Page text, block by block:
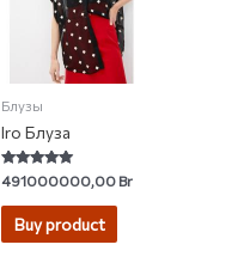
Блузы
Iro Блуза
Rated
4.75
out of 5
491000000,00Br
Buy product